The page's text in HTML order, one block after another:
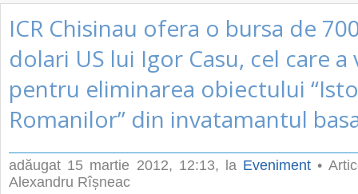
ICR Chisinau ofera o bursa de
dolari US lui Igor Casu, cel care
pentru eliminarea obiectului
Romanilor” din invatamantul
adăugat 15 martie 2012, 12:13, la Eveniment •
Alexandru Rîșneac